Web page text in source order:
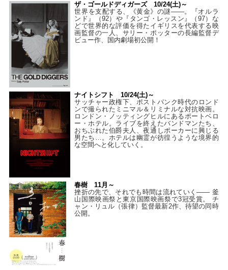
ザ・ゴールドディガーズ 10/24(土)～
世界を支配する、《黄金》の謎――。『オルラ
ンド』（92）や『タンゴ・レッスン』（97）な
どで世界的な評価を得たイギリスを代表する映
画監督の一人、サリー・ポッターの長編監督デ
ビュー作、国内劇場初公開！
ナイトシフト 10/24(土)～
サッチャー政権下、ポストパンク時代のロンド
ンで撮られたミニマル＆リミナルな対抗映画。
ロンドン・ノッティングヒルにあるポートベロ
ー・ホテル。ライブを終えたバンドマンたち、
おちぶれた伯爵夫人、夜通しポーカーに興じる
男たち…。ホテルは幽霊が彷徨うような境界的
な空間へと化していく。
春樹 11月～
挫折の先で、それでも時間は流れていく—— 釜
山国際映画祭と東京国際映画祭で3冠受賞。 チ
ャン・リュル（張律）監督最新2作、待望の同時
公開。